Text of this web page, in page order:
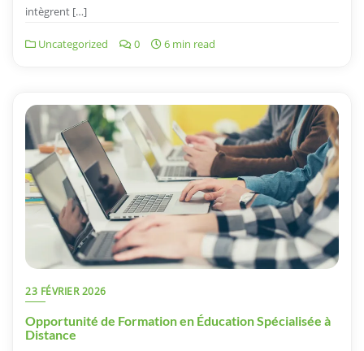
intègrent […]
Uncategorized 0 6 min read
23 FÉVRIER 2026
Opportunité de Formation en Éducation Spécialisée à
Distance